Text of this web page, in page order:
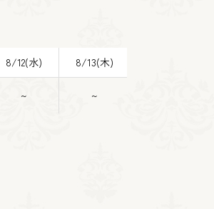
8/12(水) 8/13(木)
~ ~